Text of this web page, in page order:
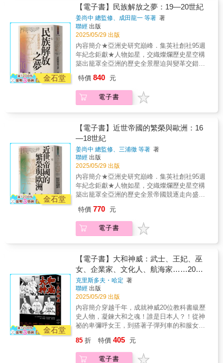
根在提供讀者宏觀的歷史背景之外，也藉由他
所發現的新文獻以微觀的角度呈現這齣悲劇的
來龍去脈。這事件開啟了法國、黎巴嫩、敘利
亞之間的複雜關係，成為二十世紀中東成形的
重要起源之一。請趕緊拿起本書，讓羅根帶我
們一探究竟！──陳立樵，輔仁大學歷史系副教
授《聖城大馬士革的滅絕與重生》是牛津大學
歷史學家尤金・羅根探究中東轉折時刻的重要
著作，透過美國副領事米沙卡的一手報告與豐
屠殺事件，揭示帝國改革、宗派政治與國際干
預交織下的社會裂解與重組的歷程。本書不僅
提供歷史深度，更對當代中東政治與記憶敘事
可或缺之作。──包修平，暨南國際大學歷史系
助理教授引人入勝且具有權威性，敘述有力，
充滿了新的啟示，本書對一八六○年大馬士革大
屠殺提供了精彩的描述–此事件如今雖然被忽
視，但對於現代中東的創建至關重要。——賽
門．蒙提費歐里，《耶路撒冷三千年》作者在
傑出的歷史學家和故事大師尤金．羅根的筆
下，一八六○年在大馬士革發生的社群暴力事
界，也預示著撕裂今日中東的社群暴力的不祥
預兆。——瑪格蕾特．麥克米蘭，《戰爭：暴
力、衝突與動盪如何形塑人類與社會》作者這
本書因其無可挑剔的學術研究、扣人心弦的敘
述以及吸引閱讀的寫作脫穎而出。這裡有大量
新材料，不僅使事件變得生動，而且還導致對
現代阿拉伯歷史上最重大事件之一的新評估。
羅根採用了法語、鄂圖曼時期的土耳其語和阿
拉伯語的原始資料，凸顯了本書出色的效果。
這是位傑出歷史學家所寫的一本非凡的書。
——阿維．施萊姆，The Iron Wall作者
紀：伊斯法罕——半天下十八世紀：特里波利
——海盜窩十九世紀：貝魯特——地中海東岸
區（黎凡特）遊樂場二十世紀：杜拜——先
建，他們就會來二十一世紀：朵哈——珍珠城
伊斯蘭曾是備受全世界欽羨的文明，從一連串
閃耀奪目、文化多元的大都市出發，伊斯蘭帝
國執掌著中東、北非、中亞和印度次大陸的一
幾個世紀以來，統治者哈里發既在戰場上叱吒
風雲，又在思想戰役中取得勝利，伊斯蘭城市
是無與倫比的藝術瑰寶，它們也是商業力量、
精神聖潔和前瞻思維的強大國家，在這裡，沒
裡，引領穆斯林世界的是一個個令人印象深刻
的王朝——巴格達的阿巴斯朝、大馬士革和哥
多華的伍麥亞朝、法斯的馬林朝、君士坦丁堡
的歐斯曼朝、印度的蒙兀兒朝和伊斯法罕的薩
法維朝；還有歷史上最具領袖魅力的一些領導
者——從開羅的薩拉丁、撒馬爾干德威猛的帖
木兒、卡布勒的詩人君主巴布爾，到杜拜難以
壓制的瑪克圖姆家族。 本書描寫了這些偉大的
王朝和它們在伊斯蘭歷史中高峰時刻的首都，
將伊斯蘭歷史上的決定性時刻精彩地串連起
來，記錄了這個文明的盛世繁華，並關注伊斯
蘭世界在今日的持續變化。
教育、飲食、居住等多種面向的巨大脈絡下，
以社會發展史的觀點進行鳥瞰，期盼除了能點
出神保町的獨特性，更能透過其獨特性釐清日
本近代的樣貌。 」──鹿島茂神田神保町號稱世
界第一的古書街，也是最具規模的書業聚集
地，實體書店如三省堂、有斐閣、東京堂、岩
波書店等，以及日本出版界著名的「一橋集
團」（小學館、集英社等）都在此營運，是愛
書人的必訪聖地。回溯神保町發展史，曾遭地
敗，儼然以一種頗具毅力的姿態，令東西知識
與世界觀在此融合，凝聚書業、大學與外語學
習機構扎根於此。神田神保町究竟有何獨特之
地？書中作者考察神保町從幕末到現代的史地
變遷，一窺異國文化和日本精神在神保町的碰
撞與流動，企圖完整描繪神保町文藝社會樣
貌。除了書業之外，亦論及明治、大正時期劇
場與電影院在神田區域的蓬勃發展，因中國留
學生到來而形成中華街，還有「御宅族」給神
保町古書街帶來的重大轉變等，都是過去研究
神保町較少觸及的面向，饒富趣味。 本書為二
摩》雜誌共七十回的連載集結，可說是值得所
有愛書人珍藏的重磅之作，也是瞭解近代日本
文化史的必讀之書。〈有斐閣〉「有斐閣一開
始是扮演『學生銀行』的舊書店，等這些學生
身分陪伴這些學生，日後的岩波書店等也群起
效法這種模式。因此，在神保町書店的『某種
走向』上，有斐閣可謂領頭羊一般的存在。」
〈轉為經銷商的東京堂〉「據說每當外地的書
店店員來東京採購書籍時，博文館的業務人員
山本留次都會將對方帶來東京堂，推薦對方在
此採購博文館以外的書籍、雜誌。透過東京堂
與博文館的攜手合作，東京堂順利成為其他出
版社的經銷商，一口氣拓展銷售通路。」〈一
誠堂的舊書教育〉「一誠堂是『舊書店學校』
的原因之一，是出於初代店主酒井宇吉允許店
員在神田地區獨立開業的寬容方針，然而光是
金石堂
【電子書】民族解放之夢：19—20世紀
姜尚中 總監修、成田龍一 等著 著
聯經 出版
2025/05/29 出版
內容簡介★亞洲史研究巔峰．集英社創社95週
年紀念鉅獻★人物如星，交織燦爛歷史星空構
築出籠罩全亞洲的歷史全景壓迫與變革交錯的
的未來《亞洲人物史》第十卷聚焦於十九世紀
末至二十世紀中葉。這是一個抗爭、獨立與變
革的時代，亞洲各地在帝國主義壓迫與近代變
探索通往解放、獨立與自由的道路。從革命志
士到女性運動先驅，從民族獨立領袖到文學思
想家，各地人民不僅對抗外來殖民統治，也在
階級、性別、宗教與知識體系上展開抗爭。在
朝鮮，有人積極投身獨立運動，也有人選擇調
和折衷；在中國，文學與思想界交鋒激盪；在
蒙古與阿富汗，政治與軍事變革塑造新國家；
在阿拉伯與印度，憲政運動與女性解放並行推
進。本書描繪了亞洲如何在壓迫中尋找生機，
如何在西方主導的知識體系中重建自身的歷史
關注那些選擇不同道路的人們。透過這些人物
的故事，重構亞洲歷史，呈現「民族解放之
夢」的多重樣貌，並深思壓迫與自主、傳統與
昊／金瑪利亞／李載裕／魯迅／張愛玲／林獻
堂／卡蒂妮／卡瑪拉德維・查托帕迪亞／奧爾
佳・列別傑娃／阿卜杜勒希德・易卜拉欣／多
斯特・穆罕默德／哲布尊丹巴呼圖克圖八世／
薩德・扎格盧勒／瑪拉克・希夫尼・納西夫／
後藤新平／夏目漱石／柳田國男／與謝野晶子
叢書特色：• 跨越地域，從東亞到西亞，涵蓋整
個亞洲的歷史長河。• 突出「交流」視角，深挖
究權威，打造精緻的評傳與分析。歷史不僅僅
洲文明的全新理解。
特價 840 元
電子書
金石堂
【電子書】近世帝國的繁榮與歐洲：16
—18世紀
姜尚中 總監修、三浦徹 等著 著
聯經 出版
2025/05/29 出版
內容簡介★亞洲史研究巔峰．集英社創社95週
年紀念鉅獻★人物如星，交織燦爛歷史星空構
築出籠罩全亞洲的歷史全景帝國競逐走向盛
人物史》第七卷進入十六至十八世紀，這是一
個帝國興衰、知識變革與文化交流激盪的時
代。此時，鄂圖曼帝國、薩法維帝國與蒙兀兒
體制，朝鮮在戰爭與學術發展間尋找自身定
位，而東南亞各國則在海洋貿易與歐洲殖民影
響下經歷變遷。本書收錄影響此一時代的政治
統治者、宗教領袖與思想家，如以伊斯蘭神祕
主義教團教主之姿立國的伊斯邁爾一世、力挽
狂瀾擊退日軍的朝鮮名將李舜臣、自覺知識分
子責任的黃宗羲，以及飄洋過海來到東方的耶
穌會傳教士。他們在動盪與變革的世界中，或
開疆拓土，或魄力變革，或開創思想，形塑了
亞洲歷史的重要篇章。這是個帝國競爭與文化
與戰爭交織出複雜的世界網絡，學術與宗教思
特價 770 元
電子書
金石堂
【電子書】大和神威：武士、王妃、巫
女、企業家、文化人、航海家……20位
教科書級日本歷史人物，如何粹鍊出當世
大和之魂
克里斯多夫・哈定 著
聯經 出版
2025/05/29 出版
內容簡介穿越千年，成就神威20位教科書級歷
史人物，凝鍊大和之魂！誰是日本人？！從神
祕的卑彌呼女王，到搭著子彈列車的和服女
——禪意與科技共存，傳統與未來並行。令國
人自傲、令外人著迷。但日本的文化是如何形
成？《大和神威》用20位傳奇人物的生命故
85 折 特價 405 元
電子書